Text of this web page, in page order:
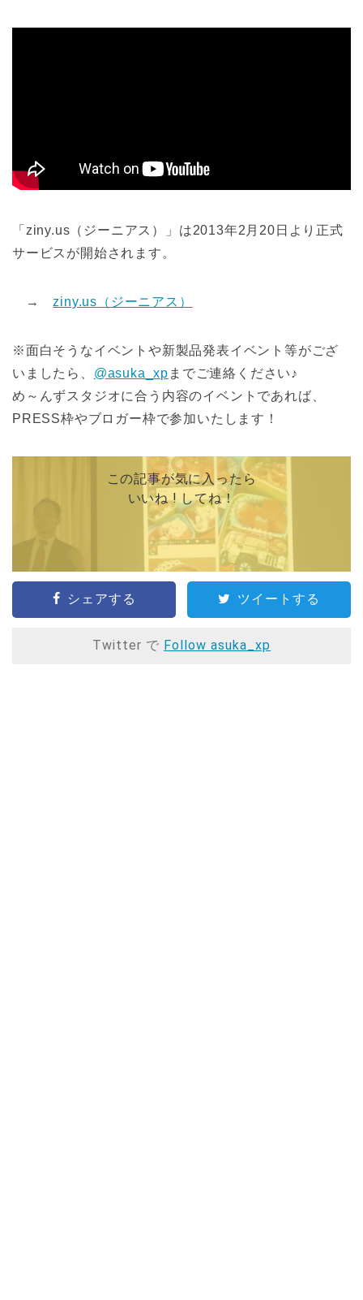
「ziny.us（ジーニアス）」は2013年2月20日より正式
サービスが開始されます。
→ziny.us（ジーニアス）
※面白そうなイベントや新製品発表イベント等がござ
いましたら、 @asuka_xp までご連絡ください♪
め～んずスタジオに合う内容のイベントであれば、
PRESS枠やブロガー枠で参加いたします！
この記事が気に入ったら
いいね ! してね！
シェアする ツイートする
Twitter で Follow asuka_xp